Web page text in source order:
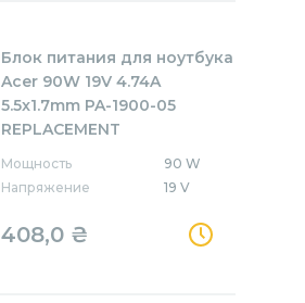
Блок питания для ноутбука
Acer 90W 19V 4.74A
5.5x1.7mm PA-1900-05
REPLACEMENT
Мощность
90 W
Напряжение
19 V
408,0 ₴